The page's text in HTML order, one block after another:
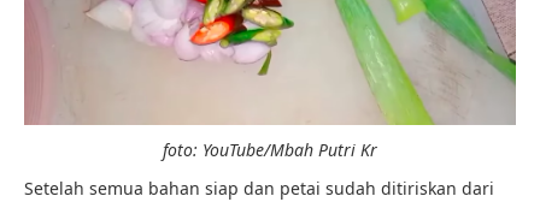
foto: YouTube/Mbah Putri Kr
Setelah semua bahan siap dan petai sudah ditiriskan dari